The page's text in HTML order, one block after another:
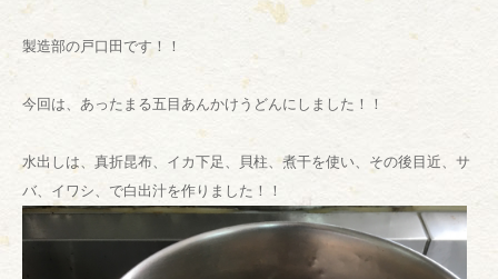
製造部の戸口田です！！
今回は、あったまる五目あんかけうどんにしました！！
水出しは、真折昆布、イカ下足、貝柱、煮干を使い、その後目近、サ
バ、イワシ、で白出汁を作りました！！